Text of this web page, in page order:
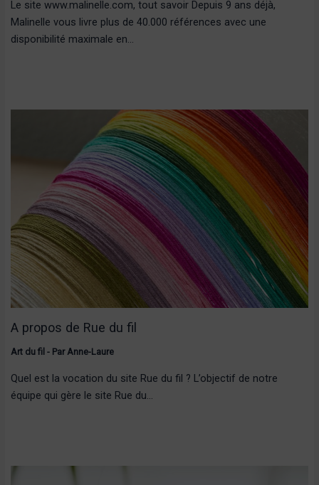
Le site www.malinelle.com, tout savoir Depuis 9 ans déjà,
Malinelle vous livre plus de 40.000 références avec une
disponibilité maximale en…
A propos de Rue du fil
Art du fil - ParAnne-Laure
Quel est la vocation du site Rue du fil ? L’objectif de notre
équipe qui gère le site Rue du…